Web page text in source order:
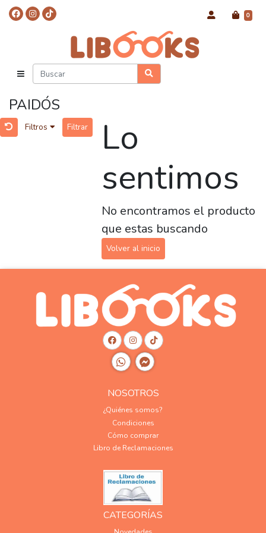
0
PAIDÓS
Filtros Filtrar
Lo
sentimos
No encontramos el producto
que estas buscando
Volver al inicio
NOSOTROS
¿Quiénes somos?
Condiciones
Cómo comprar
Libro de Reclamaciones
CATEGORÍAS